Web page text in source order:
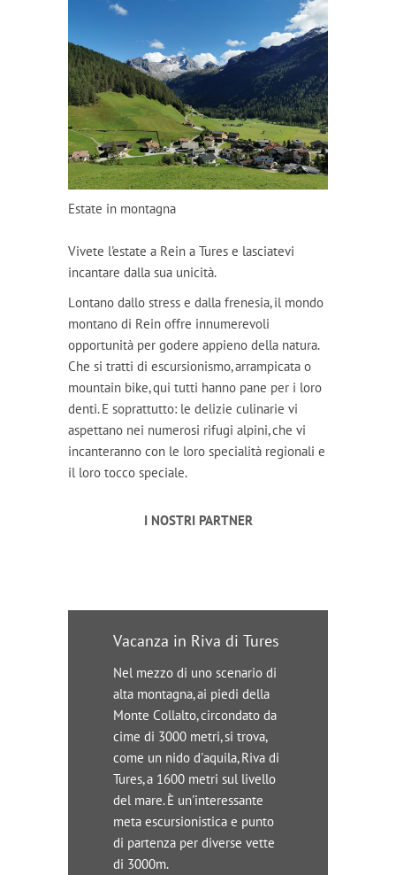
Estate in montagna
Vivete l'estate a Rein a Tures e lasciatevi
incantare dalla sua unicità.
Lontano dallo stress e dalla frenesia, il mondo
montano di Rein offre innumerevoli
opportunità per godere appieno della natura.
Che si tratti di escursionismo, arrampicata o
mountain bike, qui tutti hanno pane per i loro
denti. E soprattutto: le delizie culinarie vi
aspettano nei numerosi rifugi alpini, che vi
incanteranno con le loro specialità regionali e
il loro tocco speciale.
I NOSTRI PARTNER
Vacanza in Riva di Tures
Nel mezzo di uno scenario di
alta montagna, ai piedi della
Monte Collalto, circondato da
cime di 3000 metri, si trova,
come un nido d'aquila, Riva di
Tures, a 1600 metri sul livello
del mare. È un'interessante
meta escursionistica e punto
di partenza per diverse vette
di 3000m.